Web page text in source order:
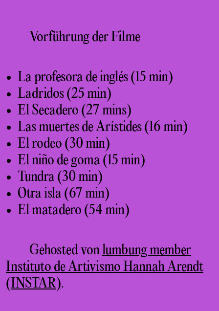
Vorführung der Filme
La profesora de inglés (15 min)
Ladridos (25 min)
El Secadero (27 mins)
Las muertes de Arístides (16 min)
El rodeo (30 min)
El niño de goma (15 min)
Tundra (30 min)
Otra isla (67 min)
El matadero (54 min)
Gehosted vonlumbung member
Instituto de Artivismo Hannah Arendt
(INSTAR).